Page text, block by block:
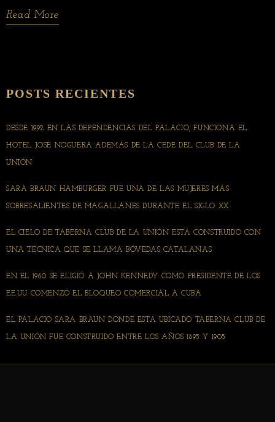
Read More
POSTS RECIENTES
DESDE 1992 EN LAS DEPENDENCIAS DEL PALACIO, FUNCIONA EL
HOTEL JOSÉ NOGUERA ADEMÁS DE LA CEDE DEL CLUB DE LA
UNIÓN
SARA BRAUN HAMBURGER FUE UNA DE LAS MUJERES MÁS
SOBRESALIENTES DE MAGALLANES DURANTE EL SIGLO XX
EL CIELO DE TABERNA CLUB DE LA UNIÓN ESTÁ CONSTRUIDO CON
UNA TÉCNICA QUE SE LLAMA BÓVEDAS CATALANAS
EN EL 1960 SE ELIGIÓ A JOHN KENNEDY COMO PRESIDENTE DE LOS
EE.UU COMENZÓ EL BLOQUEO COMERCIAL A CUBA
EL PALACIO SARA BRAUN DONDE ESTÁ UBICADO TABERNA CLUB DE
LA UNIÓN FUE CONSTRUIDO ENTRE LOS AÑOS 1895 Y 1905